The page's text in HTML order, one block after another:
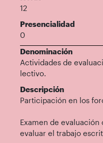
12
Presencialidad
0
Denominación
Actividades de
lectivo.
Descripción
Participación en los
Examen de
evaluar el trabajo